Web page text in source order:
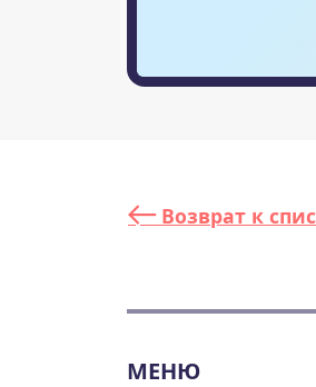
Возврат к
МЕНЮ